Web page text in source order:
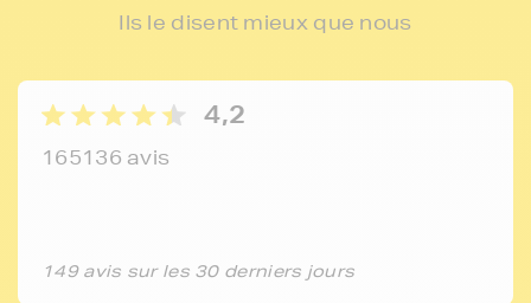
Ils le disent mieux que nous
4,2
165136 avis
149 avis sur les 30 derniers jours